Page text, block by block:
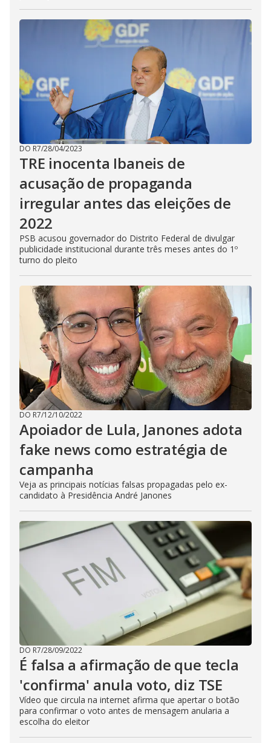
DO R7/28/04/2023
TRE inocenta Ibaneis de
acusação de propaganda
irregular antes das eleições de
2022
PSB acusou governador do Distrito Federal de divulgar
publicidade institucional durante três meses antes do 1º
turno do pleito
DO R7/12/10/2022
Apoiador de Lula, Janones adota
fake news como estratégia de
campanha
Veja as principais notícias falsas propagadas pelo ex-
candidato à Presidência André Janones
DO R7/28/09/2022
É falsa a afirmação de que tecla
'confirma' anula voto, diz TSE
Vídeo que circula na internet afirma que apertar o botão
para confirmar o voto antes de mensagem anularia a
escolha do eleitor